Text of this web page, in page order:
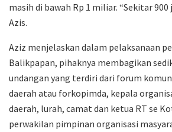
masih di bawah Rp 1 miliar. “Sekitar
Azis.
Aziz menjelaskan dalam pelaksanaan
Balikpapan, pihaknya membagikan
undangan yang terdiri dari forum
daerah atau forkopimda, kepala
daerah, lurah, camat dan ketua RT se
perwakilan pimpinan organisasi